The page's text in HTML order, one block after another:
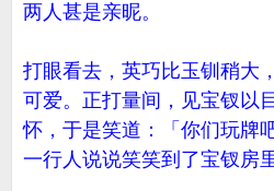
两人甚是亲昵。
打眼看去，英巧比玉钏稍大
可爱。正打量间，见宝钗以
怀，于是笑道：「你们玩牌
一行人说说笑笑到了宝钗房里